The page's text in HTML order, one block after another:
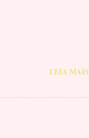
LEIA MAIS